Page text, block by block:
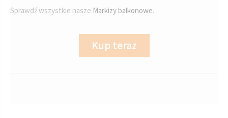
Sprawdź wszystkie nasze Markizy balkonowe.
Kup teraz